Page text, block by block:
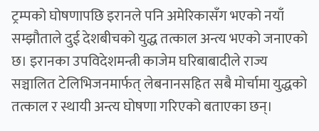
ट्रम्पको घोषणापछि इरानले पनि अमेरिकासँग भएको नयाँ
सम्झौताले दुई देशबीचको युद्ध तत्काल अन्त्य भएको जनाएको
छ। इरानका उपविदेशमन्त्री काजेम घरिबाबादीले राज्य
सञ्चालित टेलिभिजनमार्फत् लेबनानसहित सबै मोर्चामा युद्धको
तत्काल र स्थायी अन्त्य घोषणा गरिएको बताएका छन्।